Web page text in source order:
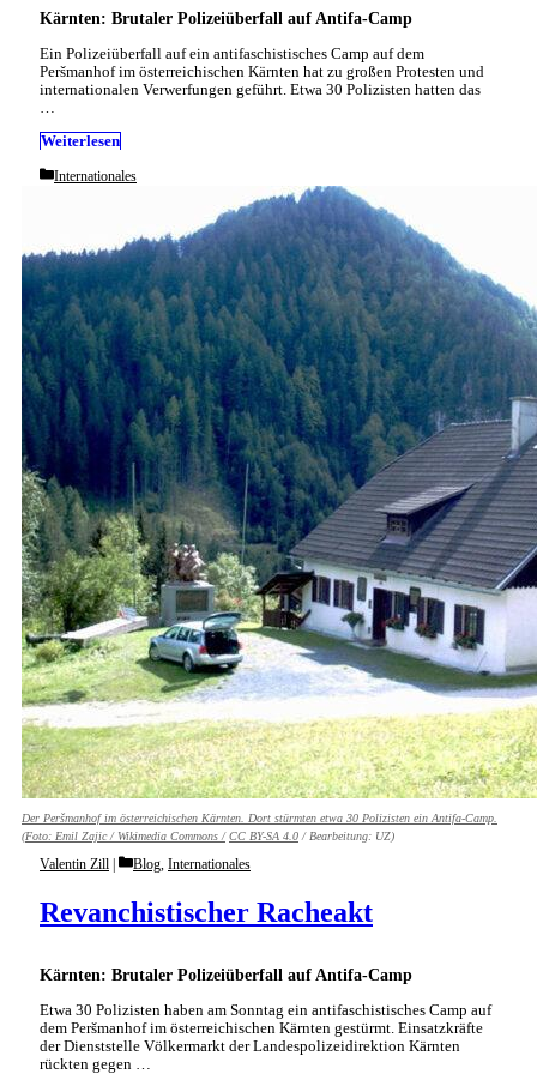
Kärnten: Brutaler Polizeiüberfall auf Antifa-Camp
Ein Polizeiüberfall auf ein antifaschistisches Camp auf dem
Peršmanhof im österreichischen Kärnten hat zu großen Protesten und
internationalen Verwerfungen geführt. Etwa 30 Polizisten hatten das
…
Weiterlesen
Categories
Internationales
Der Peršmanhof im österreichischen Kärnten. Dort stürmten etwa 30 Polizisten ein Antifa-Camp.
(Foto: Emil Zajic / Wikimedia Commons / CC BY-SA 4.0 / Bearbeitung: UZ)
Kärnten: Brutaler Polizeiüberfall auf Antifa-Camp
Revanchistischer Racheakt
Valentin Zill Categories
Blog Internationales
Etwa 30 Polizisten haben am Sonntag ein antifaschistisches Camp auf
dem Peršmanhof im österreichischen Kärnten gestürmt. Einsatzkräfte
der Dienststelle Völkermarkt der Landespolizeidirektion Kärnten
rückten gegen …